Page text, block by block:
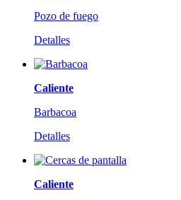
Pozo de fuego
Detalles
Caliente
Barbacoa
Detalles
Caliente